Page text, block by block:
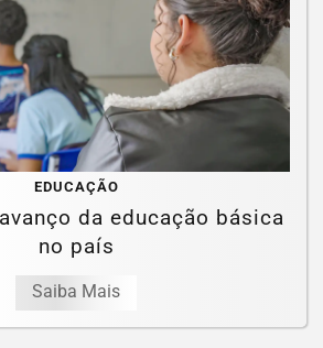
EDUCAÇÃO
da educação básica
no país
Saiba Mais